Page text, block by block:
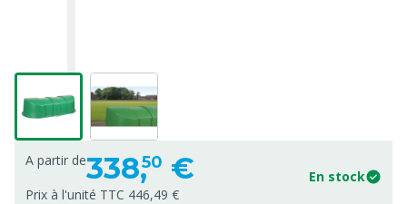
A partir de338,50 €
En stock
Prix à l'unité TTC 446,49 €